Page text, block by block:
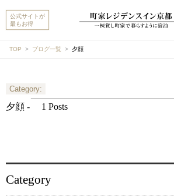
公式サイトが
最もお得
TOP ブログ一覧 夕顔
Category:
夕顔 - 1 Posts
Category
こんにちは。MACHIYA INNS & HOTELSのマ
す。宿をお探しですか？それとも宿や予約に